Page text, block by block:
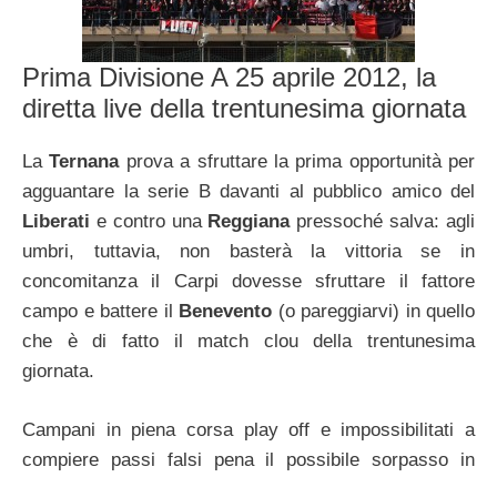
Prima Divisione A 25 aprile 2012, la
diretta live della trentunesima giornata
LaTernanaprova a sfruttare la prima opportunità per
agguantare la serie B davanti al pubblico amico del
Liberati e contro una Reggianapressoché salva: agli
umbri, tuttavia, non basterà la vittoria se in
concomitanza il Carpi dovesse sfruttare il fattore
campo e battere il Benevento (o pareggiarvi) in quello
che è di fatto il match clou della trentunesima
giornata.
Campani in piena corsa play off e impossibilitati a
compiere passi falsi pena il possibile sorpasso in